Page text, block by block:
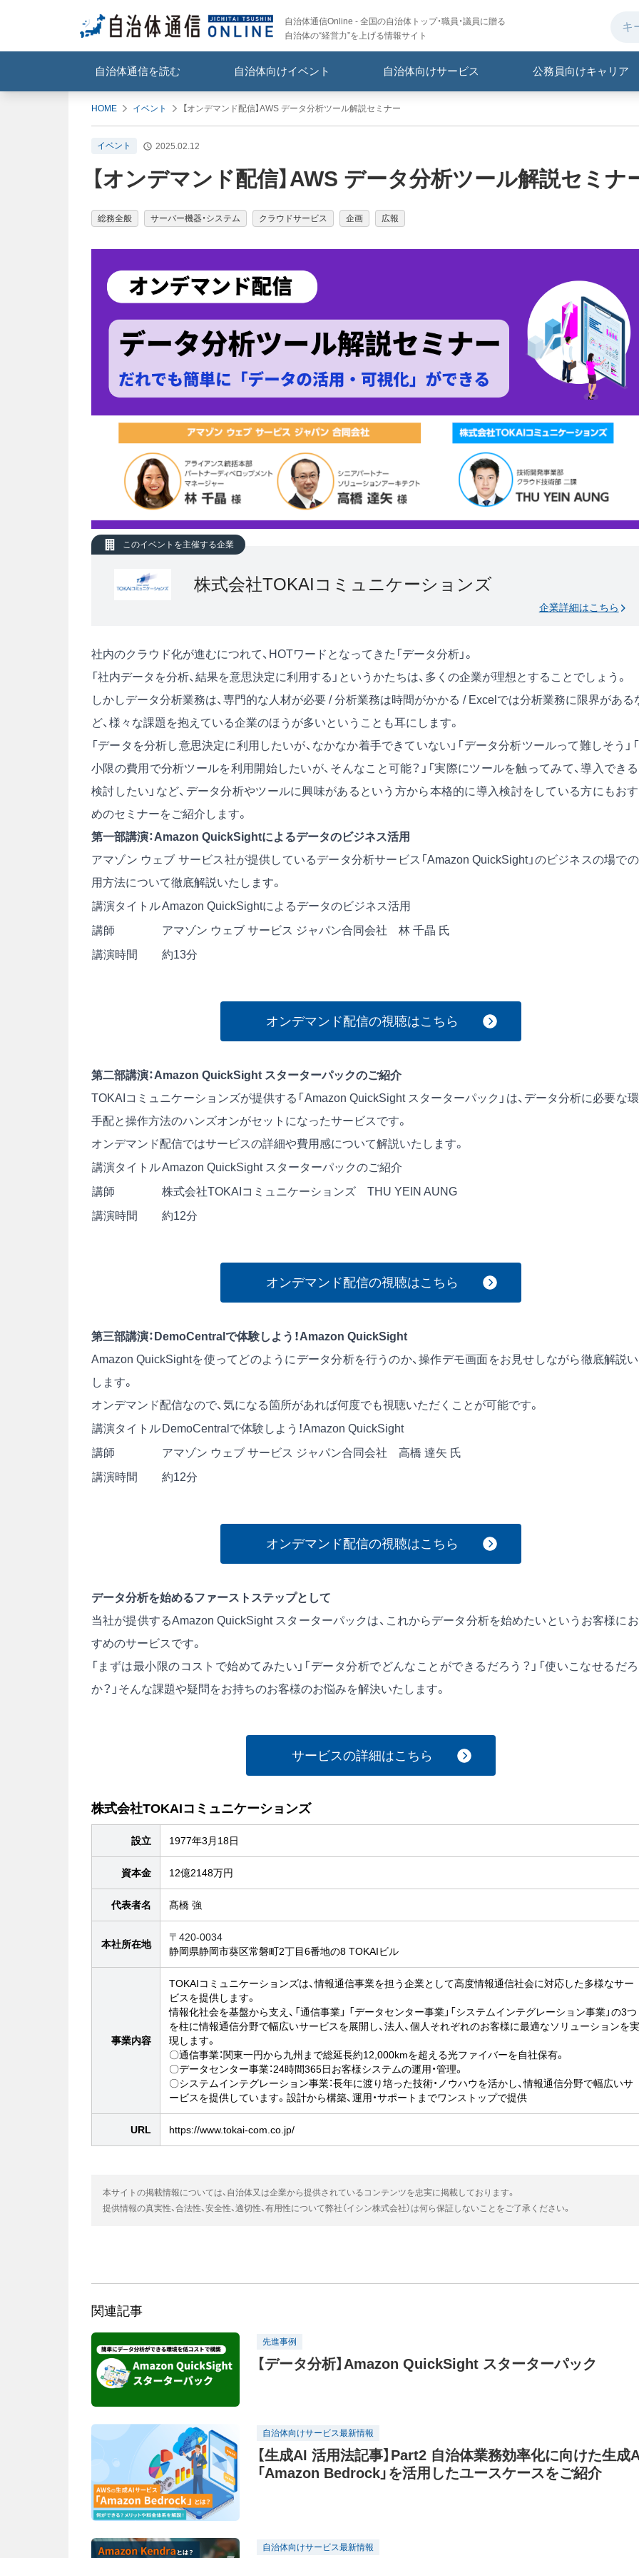
自治体通信Online - 全国の自治体トップ・職員・議員に贈る
自治体の“経営力”を上げる情報サイト
自治体通信を読む 自治体向けイベント 自治体向けサービス 公務員向けキャリア
HOME イベント 【オンデマンド配信】AWS データ分析ツール解説セミナー
イベント 2025.02.12
【オンデマンド配信】AWS データ分析ツール解説セミナ
総務全般 サーバー機器・システム クラウドサービス 企画 広報
このイベントを主催する企業
株式会社TOKAIコミュニケーションズ
企業詳細はこちら
社内のクラウド化が進むにつれて、HOTワードとなってきた「データ分析」。
「社内データを分析、結果を意思決定に利用する」というかたちは、多くの企業が理想とすることでしょう。
しかしデータ分析業務は、専門的な人材が必要 / 分析業務は時間がかかる / Excelでは分析業務に限界がある
ど、様々な課題を抱えている企業のほうが多いということも耳にします。
「データを分析し意思決定に利用したいが、なかなか着手できていない」「データ分析ツールって難しそう」
小限の費用で分析ツールを利用開始したいが、そんなこと可能？」「実際にツールを触ってみて、導入でき
検討したい」など、データ分析やツールに興味があるという方から本格的に導入検討をしている方にもお
めのセミナーをご紹介します。
第一部講演：Amazon QuickSightによるデータのビジネス活用
アマゾン ウェブ サービス社が提供しているデータ分析サービス「Amazon QuickSight」のビジネスの場で
用方法について徹底解説いたします。
講演タイトルAmazon QuickSightによるデータのビジネス活用
講師
アマゾン ウェブ サービス ジャパン合同会社 林 千晶 氏
講演時間
約13分
オンデマンド配信の視聴はこちら
第二部講演：Amazon QuickSight スターターパックのご紹介
TOKAIコミュニケーションズが提供する「Amazon QuickSight スターターパック」は、データ分析に必要な
手配と操作方法のハンズオンがセットになったサービスです。
オンデマンド配信ではサービスの詳細や費用感について解説いたします。
講演タイトルAmazon QuickSight スターターパックのご紹介
講師
株式会社TOKAIコミュニケーションズ THU YEIN AUNG
講演時間
約12分
オンデマンド配信の視聴はこちら
第三部講演：DemoCentralで体験しよう！Amazon QuickSight
Amazon QuickSightを使ってどのようにデータ分析を行うのか、操作デモ画面をお見せしながら徹底解説
します。
オンデマンド配信なので、気になる箇所があれば何度でも視聴いただくことが可能です。
講演タイトル DemoCentralで体験しよう！Amazon QuickSight
講師
アマゾン ウェブ サービス ジャパン合同会社 高橋 達矢 氏
講演時間
約12分
オンデマンド配信の視聴はこちら
データ分析を始めるファーストステップとして
当社が提供するAmazon QuickSight スターターパックは、これからデータ分析を始めたいというお客様に
すめのサービスです。
「まずは最小限のコストで始めてみたい」「データ分析でどんなことができるだろう？」「使いこなせるだ
か？」そんな課題や疑問をお持ちのお客様のお悩みを解決いたします。
サービスの詳細はこちら
株式会社TOKAIコミュニケーションズ
設立 1977年3月18日
資本金 12億2148万円
代表者名 髙橋 強
本社所在地
〒420-0034
静岡県静岡市葵区常磐町2丁目6番地の8 TOKAIビル
事業内容
TOKAIコミュニケーションズは、情報通信事業を担う企業として高度情報通信社会に対応した多様なサー
ビスを提供します。
情報化社会を基盤から支え、「通信事業」 「データセンター事業」「システムインテグレーション事業」の3つ
を柱に情報通信分野で幅広いサービスを展開し、法人、個人それぞれのお客様に最適なソリューションを
現します。
〇通信事業：関東一円から九州まで総延長約12,000kmを超える光ファイバーを自社保有。
〇データセンター事業：24時間365日お客様システムの運用・管理。
〇システムインテグレーション事業：長年に渡り培った技術・ノウハウを活かし、情報通信分野で幅広いサ
ービスを提供しています。設計から構築、運用・サポートまでワンストップで提供
URL https://www.tokai-com.co.jp/
本サイトの掲載情報については、自治体又は企業から提供されているコンテンツを忠実に掲載しております。
提供情報の真実性、合法性、安全性、適切性、有用性について弊社（イシン株式会社）は何ら保証しないことをご了承ください。
関連記事
先進事例
【データ分析】Amazon QuickSight スターターパック
自治体向けサービス最新情報
【生成AI 活用法記事】Part2 自治体業務効率化に向けた生成
「Amazon Bedrock」を活用したユースケースをご紹介
自治体向けサービス最新情報